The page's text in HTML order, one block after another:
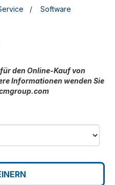
Software
den Online-Kauf von
Informationen wenden Sie